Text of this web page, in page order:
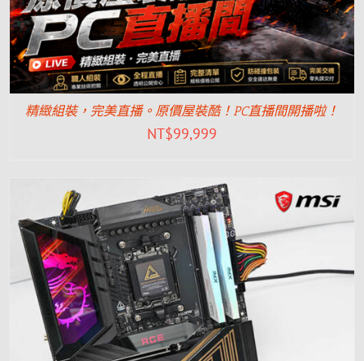
精緻組裝，完美直播。原價屋裝酷！PC直播間開播啦！
NT$99,999